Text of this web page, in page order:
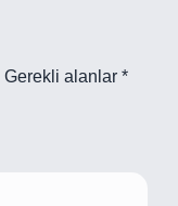
Gerekli alanlar *